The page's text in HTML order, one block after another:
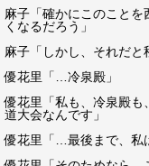
麻子「確かにこのこと
くなるだろう」
麻子「しかし、それだと
優花里「…冷泉殿」
優花里「私も、冷泉殿
道大会なんです」
優花里「…最後まで、私